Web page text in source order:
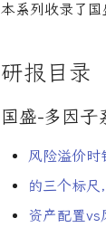
本系列收录了国
研报目录
国盛-多因子
风险溢价时
的三个标
资产配置vs